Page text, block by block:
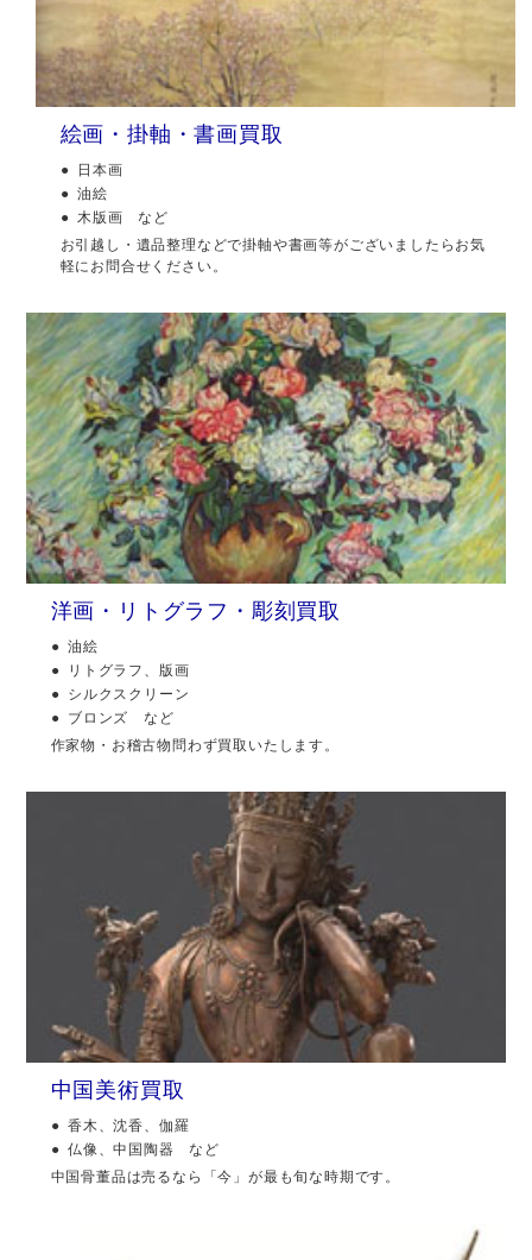
絵画・掛軸・書画買取
日本画
油絵
木版画 など
お引越し・遺品整理などで掛軸や書画等がございましたらお気
軽にお問合せください。
洋画・リトグラフ・彫刻買取
油絵
リトグラフ、版画
シルクスクリーン
ブロンズ など
作家物・お稽古物問わず買取いたします。
中国美術買取
香木、沈香、伽羅
仏像、中国陶器 など
中国骨董品は売るなら「今」が最も旬な時期です。